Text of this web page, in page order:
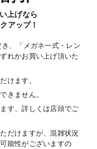
上げなら
アップ！
、「メガネ一式・レン
れかお買い上げ頂いた
けます。
きません。
す、詳しくは店頭でご
だけますが、混雑状況
能性がございますの